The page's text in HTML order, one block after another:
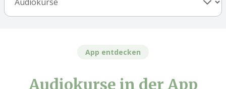
App entdecken
Audiokurse in der App